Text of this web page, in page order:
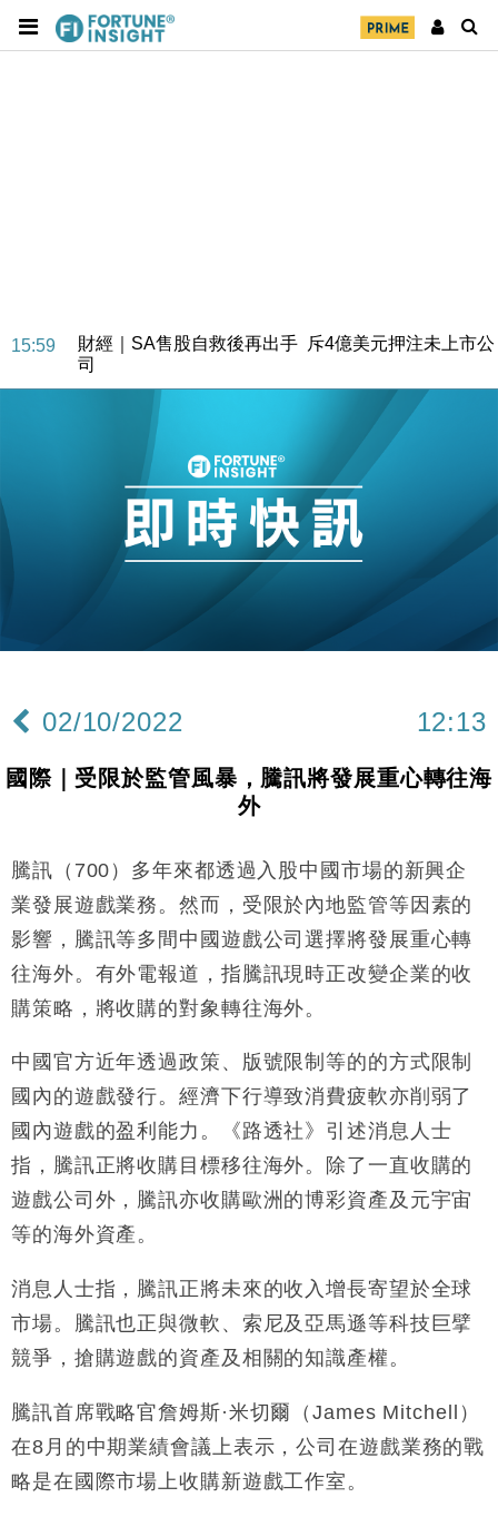
15:59
財經｜SA售股自救後再出手 斥4億美元押注未上市公
司
財經｜精星香港夥菜鳥拓全球智慧倉儲市場 加快海外
地產｜大酒店中期轉賺2300萬元 斥21億翻新香港及
國際｜特朗普赴洛杉磯高球場活動前 男子攜槍彈被捕
12:30
財經｜香港7月PMI回落至51 企業擴張放慢兼縮減人
財經｜黑石傳再籌逾360億美元 支援Anthropic租用
18:15
本地｜新世界K11 9月升級會員制度 增鉑金卡級別鎖
17:40
財經｜本港6月零售額連升14個月 珠寶鐘錶銷售升勢
50%
15:59
財經｜SA售股自救後再出手 斥4億美元押注未上市公
財經｜精星香港夥菜鳥拓全球智慧倉儲市場 加快海外
市場落地
14:50
地產｜大酒店中期轉賺2300萬元 斥21億翻新香港及
13:12
國際｜特朗普赴洛杉磯高球場活動前 男子攜槍彈被捕
12:30
財經｜香港7月PMI回落至51 企業擴張放慢兼縮減人
手
11:40
財經｜黑石傳再籌逾360億美元 支援Anthropic租用
Google晶片
10:57
財經｜美商務部擬擴大金屬關稅範圍 14類產品或加徵
18:15
本地｜新世界K11 9月升級會員制度 增鉑金卡級別鎖
定高消費客群
17:40
財經｜本港6月零售額連升14個月 珠寶鐘錶銷售升勢
最強
16:33
財經｜滙控重啟最多10億美元回購 派息比率目標維持
50%
02/10/2022 12:13
國際｜受限於監管風暴，騰訊將發展重心轉往海
外
騰訊（700）多年來都透過入股中國市場的新興企
業發展遊戲業務。然而，受限於內地監管等因素的
影響，騰訊等多間中國遊戲公司選擇將發展重心轉
往海外。有外電報道，指騰訊現時正改變企業的收
購策略，將收購的對象轉往海外。
中國官方近年透過政策、版號限制等的的方式限制
國內的遊戲發行。經濟下行導致消費疲軟亦削弱了
國內遊戲的盈利能力。《路透社》引述消息人士
指，騰訊正將收購目標移往海外。除了一直收購的
遊戲公司外，騰訊亦收購歐洲的博彩資產及元宇宙
等的海外資產。
消息人士指，騰訊正將未來的收入增長寄望於全球
市場。騰訊也正與微軟、索尼及亞馬遜等科技巨擘
競爭，搶購遊戲的資產及相關的知識產權。
騰訊首席戰略官詹姆斯·米切爾（James Mitchell）
在8月的中期業績會議上表示，公司在遊戲業務的戰
略是在國際市場上收購新遊戲工作室。